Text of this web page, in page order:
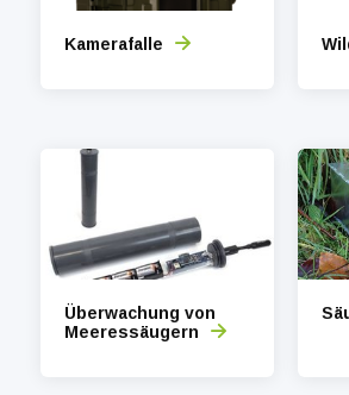
Kamerafalle
Überwachung von
Meeressäugern